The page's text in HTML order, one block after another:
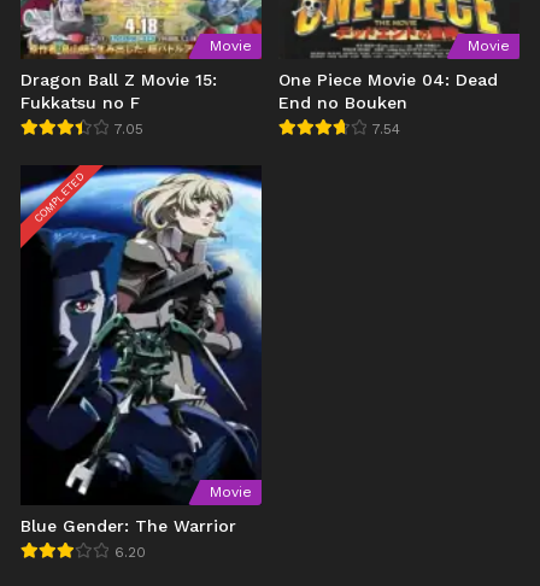
Movie
Dragon Ball Z Movie 15:
Fukkatsu no F
7.05
Movie
One Piece Movie 04: Dead
End no Bouken
7.54
COMPLETED
Movie
Blue Gender: The Warrior
6.20